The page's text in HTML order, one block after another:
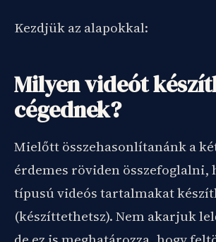
Kezdjük az alapokkal:
Milyen videót
cégednek?
Mielőtt összehasonlítanánk a
érdemes röviden összefoglalni,
típusú videós tartalmakat
(készíttethetsz). Nem akarjuk